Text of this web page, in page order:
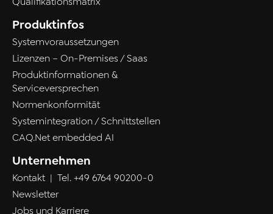
Produktinfos
Systemvoraussetzungen
Lizenzen – On-Premises / Saas
Produktinformationen &
Serviceversprechen
Normenkonformität
Systemintegration / Schnittstellen
CAQ.Net embedded AI
Unternehmen
Kontakt| Tel. +49 6764 90200-0
Newsletter
Jobs und Karriere